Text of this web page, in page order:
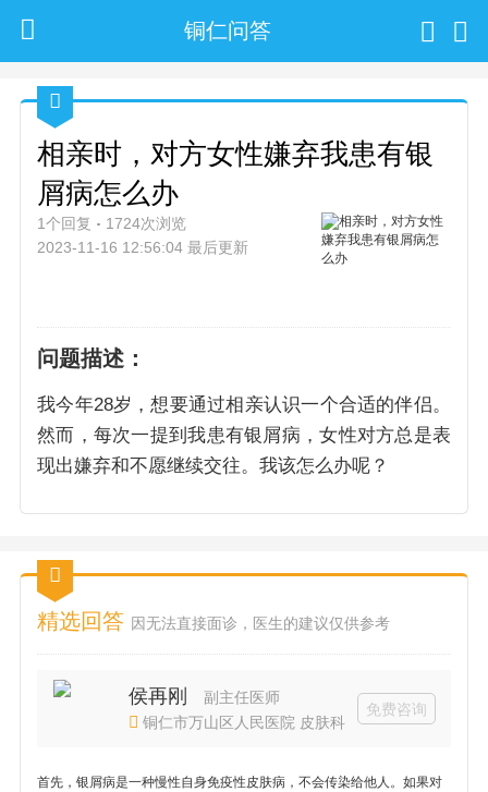
铜仁问答
相亲时，对方女性嫌弃我患有银
屑病怎么办
1个回复
1724次浏览
2023-11-16 12:56:04 最后更新
问题描述：
我今年28岁，想要通过相亲认识一个合适的伴侣。
然而，每次一提到我患有银屑病，女性对方总是表
现出嫌弃和不愿继续交往。我该怎么办呢？
精选回答 因无法直接面诊，医生的建议仅供参考
侯再刚
副主任医师
铜仁市万山区人民医院 皮肤科
免费咨询
首先，银屑病是一种慢性自身免疫性皮肤病，不会传染给他人。如果对